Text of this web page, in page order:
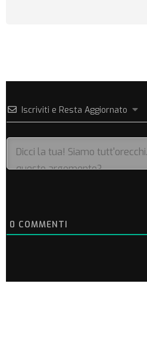
Iscriviti e Resta Aggiornato
0 COMMENTI